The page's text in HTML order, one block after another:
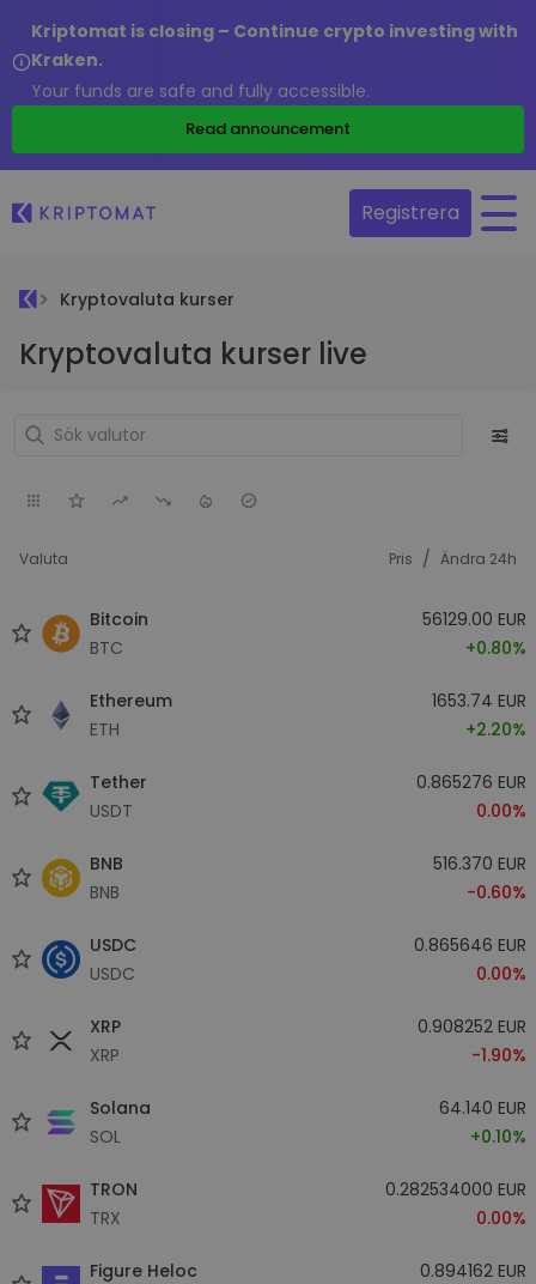
Kriptomat is closing – Continue crypto investing with
Kraken.
Your funds are safe and fully accessible.
Read announcement
Registrera
Kryptovaluta kurser
Kryptovaluta kurser live
Valuta Pris / Ändra 24h
Bitcoin
BTC
56129.00 EUR
+0.80%
Ethereum
ETH
1653.74 EUR
+2.20%
Tether
USDT
0.865276 EUR
0.00%
BNB
BNB
516.370 EUR
-0.60%
USDC
USDC
0.865646 EUR
0.00%
XRP
XRP
0.908252 EUR
-1.90%
Solana
SOL
64.140 EUR
+0.10%
TRON
TRX
0.282534000 EUR
0.00%
Figure Heloc
0.894162 EUR